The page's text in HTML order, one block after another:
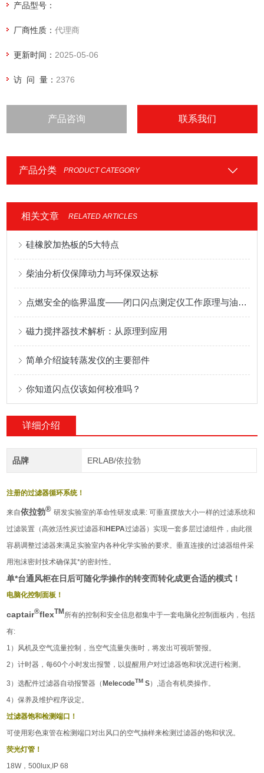
产品型号：
厂商性质：代理商
更新时间： 2025-05-06
访 问 量： 2376
产品咨询 联系我们
产品分类 PRODUCT CATEGORY
相关文章 RELATED ARTICLES
硅橡胶加热板的5大特点
柴油分析仪保障动力与环保双达标
点燃安全的临界温度——闭口闪点测定仪工作原理与油品储运安全检测应用
磁力搅拌器技术解析：从原理到应用
简单介绍旋转蒸发仪的主要部件
你知道闪点仪该如何校准吗？
详细介绍
品牌 ERLAB/依拉勃
注册的过滤器循环系统！
来自依拉勃® 研发实验室的革命性研发成果:可垂直摆放大小一样的过滤系统和
过滤装置（高效活性炭过滤器和 HEPA过滤器）实现一套多层过滤组件，由此很
容易调整过滤器来满足实验室内各种化学实验的要求。垂直连接的过滤器组件采
用泡沫密封技术确保其*的密封性。
单*台通风柜在日后可随化学操作的转变而转化成更合适的模式！
电脑化控制面板！
captair®flexTM 所有的控制和安全信息都集中于一套电脑化控制面板内，包括
有:
1 ） 风机及空气流量控制，当空气流量失衡时，将发出可视听警报。
2 ）计时器，每60个小时发出报警，以提醒用户对过滤器饱和状况进行检测。
3 ）选配件过滤器自动报警器（ MelecodeTM S） ,适合有机类操作。
4）保养及维护程序设定。
过滤器饱和检测端口！
可使用彩色束管在检测端口对出风口的空气抽样来检测过滤器的饱和状况。
荧光灯管！
18W，500lux,IP 68